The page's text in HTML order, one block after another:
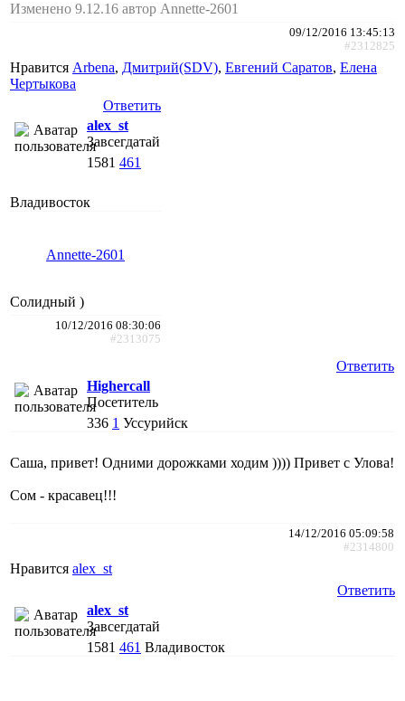
Изменено 9.12.16 автор Annette-2601
09/12/2016 13:45:13
#2312825
Нравится Arbena, Дмитрий(SDV), Евгений Саратов, Елена
Чертыкова
Ответить
alex_st
Завсегдатай
1581 461
Владивосток
Annette-2601
Солидный )
10/12/2016 08:30:06
#2313075
Ответить
Highercall
Посетитель
336 1 Уссурийск
Саша, привет! Одними дорожками ходим )))) Привет с Улова!
Сом - красавец!!!
14/12/2016 05:09:58
#2314800
Нравится alex_st
Ответить
alex_st
Завсегдатай
1581 461 Владивосток